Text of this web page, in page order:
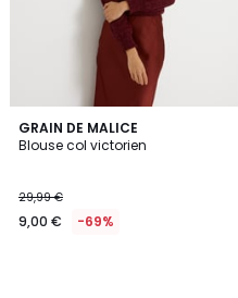
GRAIN DE MALICE
Blouse col victorien
29,99 €
9,00 € -69%